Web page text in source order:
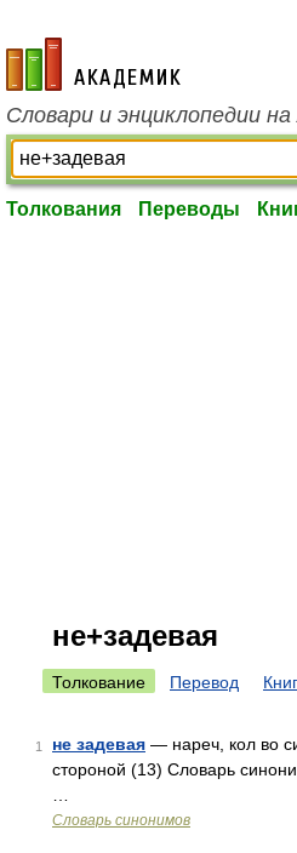
academic.ru
Словари и энциклопедии
Толкования Переводы
не+задевая
Толкование Перевод
1 не задевая — нареч, кол во
стороной (13) Словарь
Словарь синонимов